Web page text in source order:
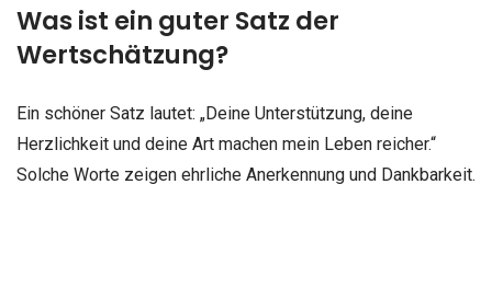
Was ist ein guter Satz der
Wertschätzung?
Ein schöner Satz lautet: „Deine Unterstützung, deine
Herzlichkeit und deine Art machen mein Leben reicher.“
Solche Worte zeigen ehrliche Anerkennung und Dankbarkeit.